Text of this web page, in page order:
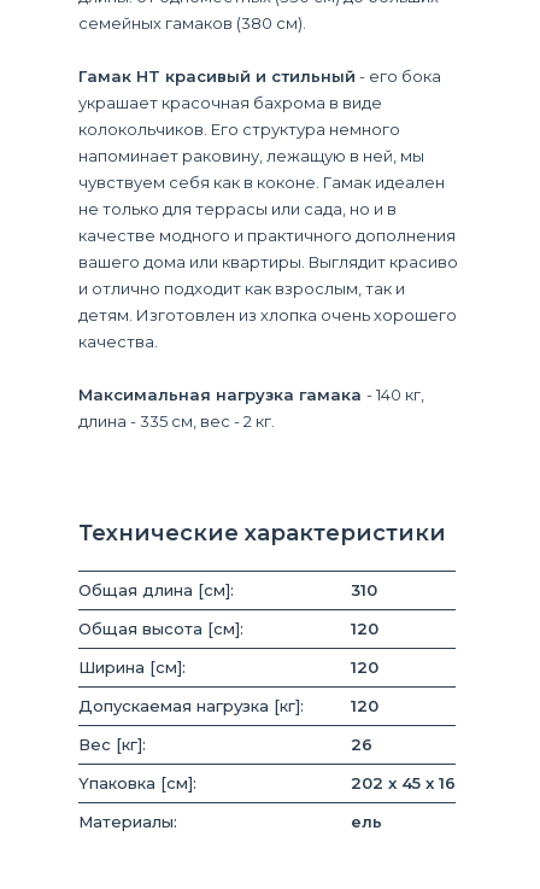
семейных гамаков (380 см).
Гамак HT красивый и стильный - его бока
украшает красочная бахрома в виде
колокольчиков. Его структура немного
напоминает раковину, лежащую в ней, мы
чувствуем себя как в коконе. Гамак идеален
не только для террасы или сада, но и в
качестве модного и практичного дополнения
вашего дома или квартиры. Выглядит красиво
и отлично подходит как взрослым, так и
детям. Изготовлен из хлопка очень хорошего
качества.
Максимальная нагрузка гамака - 140 кг,
длина - 335 см, вес - 2 кг.
Технические характеристики
Общая длина [см]:
310
Общая высота [см]:
120
Ширина [см]:
120
Допускаемая нагрузка [кг]:
120
Вес [кг]:
26
Yпаковка [см]:
202 x 45 x 16
Материалы:
ель